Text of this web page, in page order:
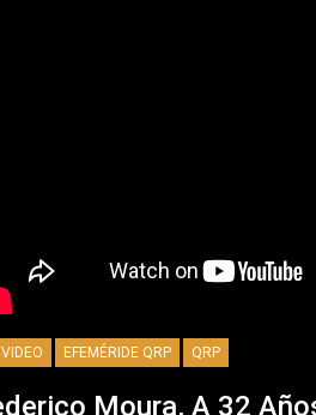
VIDEO EFEMÉRIDE QRP QRP
Moura, A 32